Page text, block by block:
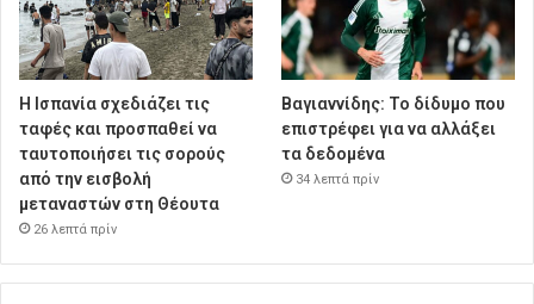
Η Ισπανία σχεδιάζει τις
ταφές και προσπαθεί να
ταυτοποιήσει τις σορούς
από την εισβολή
μεταναστών στη Θέουτα
26 λεπτά πρίν
Βαγιαννίδης: Το δίδυμο που
επιστρέφει για να αλλάξει
τα δεδομένα
34 λεπτά πρίν